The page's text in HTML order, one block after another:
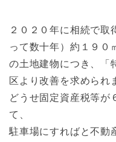
２０２０年に相続で取
って数十年）約１９０
の土地建物につき、「
区より改善を求められ
どうせ固定資産税等が
て、
駐車場にすればと不動